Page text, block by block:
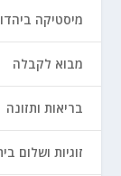
מיסטיקה
מבוא לקבלה
בריאות ותזונה
זוגיות ושלום